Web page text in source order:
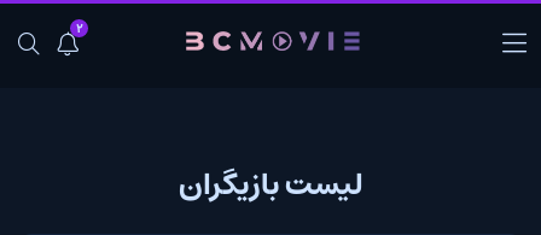
2
لیست بازیگران